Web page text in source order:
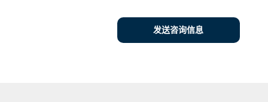
发送咨询信息